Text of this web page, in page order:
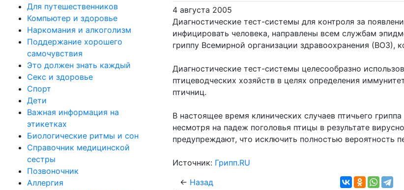
Для путешественников
Компьютер и здоровье
Наркомания и алкоголизм
Поддержание хорошего
самочувствия
Это должен знать каждый
Секс и здоровье
Спорт
Дети
Важная информация на
этикетках
Биологические ритмы и сон
Справочник медицинской
сестры
Позвоночник
Аллергия
4 августа 2005
Диагностические тест-системы для контроля за
инфицировать человека, направлены всем службам
гриппу Всемирной организации здравоохранения (ВОЗ),
Диагностические тест-системы целесообразно
птицеводческих хозяйств в целях определения
птичниц.
В настоящее время клинических случаев птичьего
несмотря на падеж поголовья птицы в результате
предупреждают, что исключить полностью вероятность
Источник: Грипп.RU
← Назад